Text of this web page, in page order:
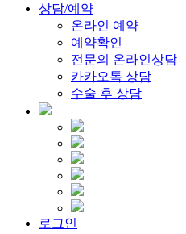
상담/예약
온라인 예약
예약확인
전문의 온라인상담
카카오톡 상담
수술 후 상담
로그인